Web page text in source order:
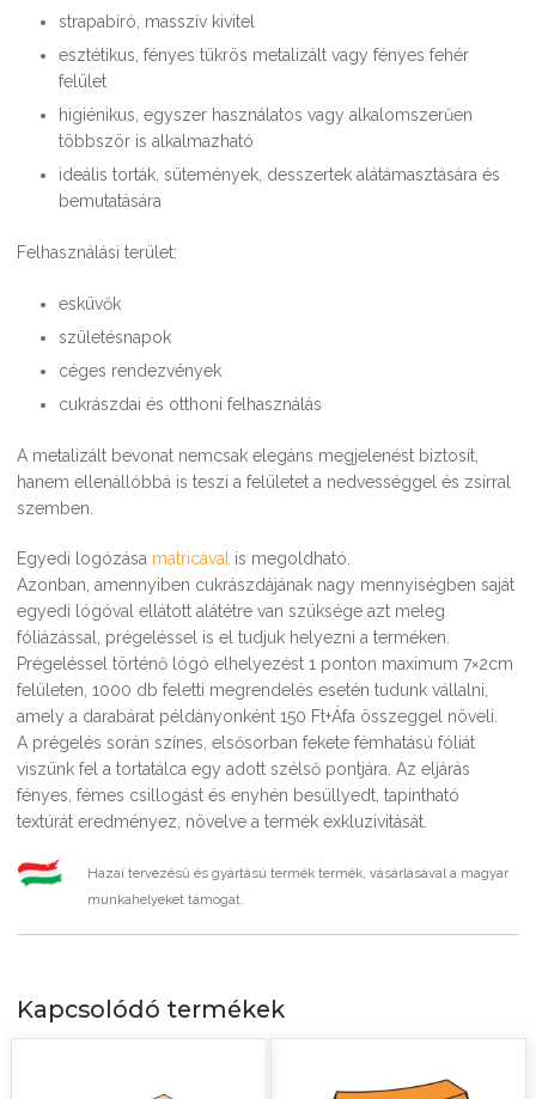
strapabíró, masszív kivitel
esztétikus, fényes tükrös metalizált vagy fényes fehér
felület
higiénikus, egyszer használatos vagy alkalomszerűen
többször is alkalmazható
ideális torták, sütemények, desszertek alátámasztására és
bemutatására
Felhasználási terület:
esküvők
születésnapok
céges rendezvények
cukrászdai és otthoni felhasználás
A metalizált bevonat nemcsak elegáns megjelenést biztosít,
hanem ellenállóbbá is teszi a felületet a nedvességgel és zsírral
szemben.
Egyedi logózása matricával
is megoldható.
Azonban, amennyiben cukrászdájának nagy mennyiségben saját
egyedi lógóval ellátott alátétre van szüksége azt meleg
fóliázással, prégeléssel is el tudjuk helyezni a terméken.
Prégeléssel történő lógó elhelyezést 1 ponton maximum 7×2cm
felületen, 1000 db feletti megrendelés esetén tudunk vállalni,
amely a darabárat példányonként 150 Ft+Áfa összeggel növeli.
A prégelés során színes, elsősorban fekete fémhatású fóliát
viszünk fel a tortatálca egy adott szélső pontjára. Az eljárás
fényes, fémes csillogást és enyhén besüllyedt, tapintható
textúrát eredményez, növelve a termék exkluzivitását.
Hazai tervezésű és gyártású termék termék, vásárlásával a magyar
munkahelyeket támogat.
Kapcsolódó termékek